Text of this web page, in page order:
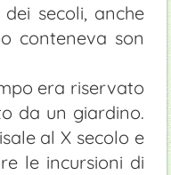
secoli, anche
conteneva son
era riservato
da un giardino.
al X secolo e
le incursioni di